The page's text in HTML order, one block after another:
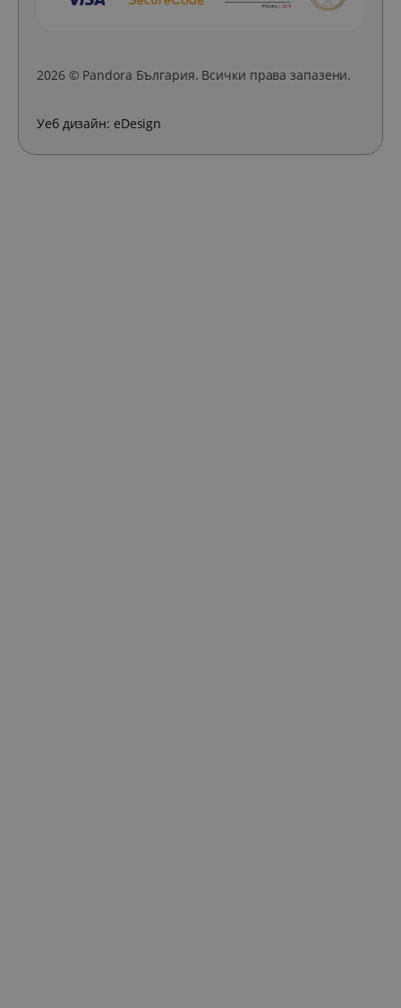
2026 © Pandora България. Всички права запазени.
Уеб дизайн: eDesign